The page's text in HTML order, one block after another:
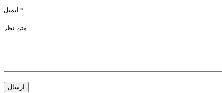
*
متن نظر